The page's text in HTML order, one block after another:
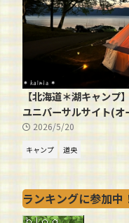
【北海道＊湖キャンプ
ユニバーサルサイト(オ
2026/5/20
キャンプ 道央
ランキングに参加中